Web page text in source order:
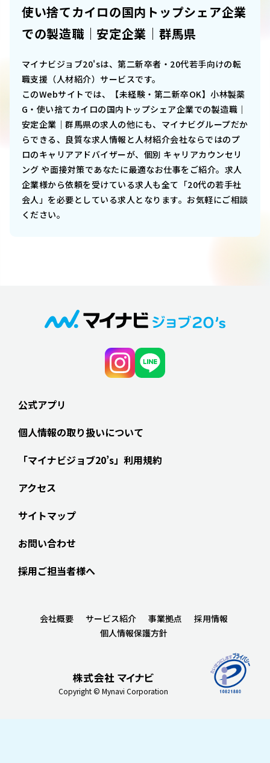
使い捨てカイロの国内トップシェア企業
での製造職｜安定企業｜群馬県
マイナビジョブ20'sは、第二新卒者・20代若手向けの転
職支援（人材紹介）サービスです。
このWebサイトでは、
【未経験・第二新卒OK】小林製薬
G・使い捨てカイロの国内トップシェア企業での製造職｜
安定企業｜群馬県の求人の他にも、マイナビグループだか
らできる、良質な求人情報と人材紹介会社ならではのプ
ロのキャリアアドバイザーが、個別 キャリアカウンセリ
ング や面接対策であなたに最適なお仕事をご紹介。求人
企業様から依頼を受けている求人も全て「20代の若手社
会人」を必要としている求人となります。お気軽にご相談
ください。
公式アプリ
個人情報の取り扱いについて
「マイナビジョブ20’s」利用規約
アクセス
サイトマップ
お問い合わせ
採用ご担当者様へ
Copyright © Mynavi Corporation
会社概要 サービス紹介 事業拠点
採用情報
個人情報保護方針